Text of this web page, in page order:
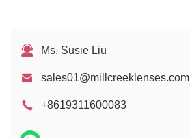
Ms. Susie Liu
sales01@millcreeklenses.com
+8619311600083